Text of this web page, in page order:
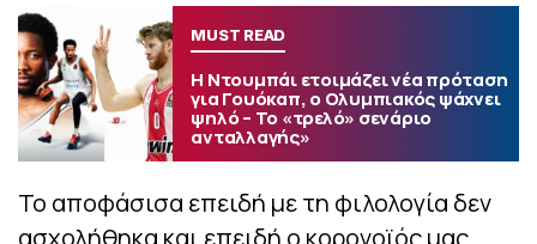
MUST READ
Η Ντουμπάι ετοιμάζει νέα πρόταση
για Γουόκαπ, ο Ολυμπιακός ψάχνει
ψηλό – Το «τρελό» σενάριο
ανταλλαγής»
Το αποφάσισα επειδή με τη φιλολογία δεν
ασχολήθηκα και επειδή ο κορονοϊός μας